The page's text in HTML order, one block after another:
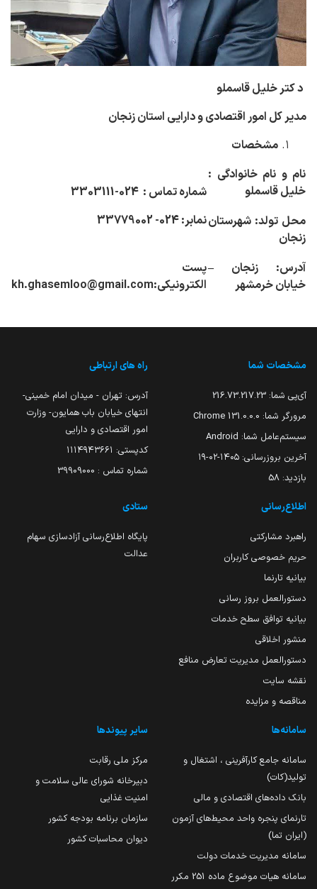
دکتر خلیل قاسملو
مدیر کل امور اقتصادی و دارایی استان زنجان
مشخصات
نام و نام خانوادگی :
خلیل قاسملو
شماره تماس : 024-3303111
نمابر: 024- 33779002محل تولد: شهرستان
زنجان
آدرس: زنجان –
خیابان خرمشهر
پست
الکترونیکی:kh.ghasemloo@gmail.com
مشخصات شما
آی‌پی شما: 216.73.217.23
مرورگر شما: 131.0.0.0 Chrome
سیستم‌عامل شما: Android
آخرین بروزرسانی: ۱۴۰۵-۰۲-۱۹
بازدید: 58
راه های ارتباطی
آدرس: تهران - میدان امام خمینی-
انتهای خیابان باب همایون- وزارت
امور اقتصادی و دارایی
کدپستی: ۱۱۱۴۹۴۳۶۶۱
شماره تماس : 39909000
اطلاع‌رسانی
راهبرد مشارکتی
حریم خصوصی کاربران
بیانیه تارنما
دستورالعمل بروز رسانی
بیانیه توافق سطح خدمات
منشور اخلاقی
دستورالعمل مدیریت تعارض منافع
نقشه سایت
مناقصه و مزایده
ستادی
پایگاه اطلاع‌رسانی آزادسازی سهام
عدالت
سامانه‌ها
سامانه جامع کارآفرینی ، اشتغال و
تولید(کات)
بانک داده‌های اقتصادی و مالی
تارنمای پنجره واحد محیط‌های آزمون
(ایران تما)
سامانه مدیریت خدمات دولت
سامانه هیات موضوع ماده 251 مکرر
سایر پیوندها
مرکز ملی رقابت
دبیرخانه شورای عالی سلامت و
امنیت غذایی
سازمان برنامه بودجه کشور
دیوان محاسبات کشور